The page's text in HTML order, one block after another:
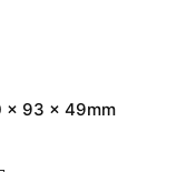
x 93 x 49mm